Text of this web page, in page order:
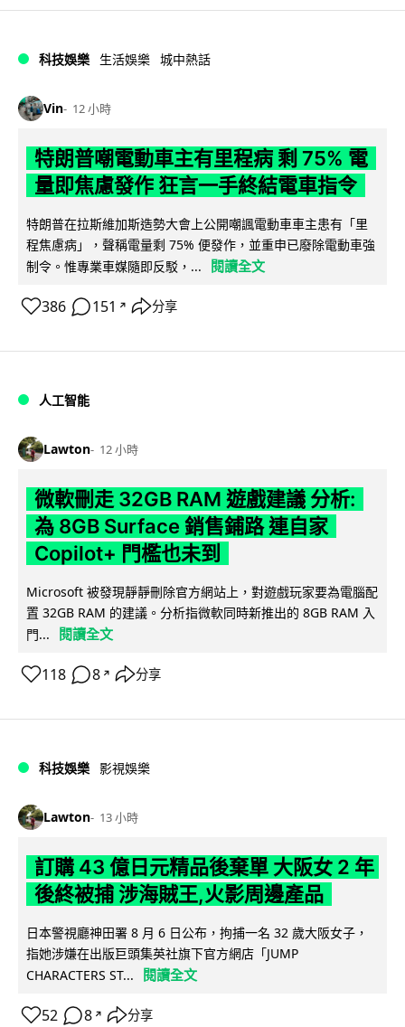
科技娛樂 生活娛樂 城中熱話
Vin 12 小時
特朗普嘲電動車主有里程病 剩 75% 電
量即焦慮發作 狂言一手終結電車指令
特朗普在拉斯維加斯造勢大會上公開嘲諷電動車車主患有「里
程焦慮病」，聲稱電量剩 75% 便發作，並重申已廢除電動車強
制令。惟專業車媒隨即反駁，...
閱讀全文
386 151 ↗ 分享
人工智能
Lawton 12 小時
微軟刪走 32GB RAM 遊戲建議 分析:
為 8GB Surface 銷售鋪路 連自家
Copilot+ 門檻也未到
Microsoft 被發現靜靜刪除官方網站上，對遊戲玩家要為電腦配
置 32GB RAM 的建議。分析指微軟同時新推出的 8GB RAM 入
門...
閱讀全文
118 8 ↗ 分享
科技娛樂 影視娛樂
Lawton 13 小時
訂購 43 億日元精品後棄單 大阪女 2 年
後終被捕 涉海賊王,火影周邊產品
日本警視廳神田署 8 月 6 日公布，拘捕一名 32 歲大阪女子，
指她涉嫌在出版巨頭集英社旗下官方網店「JUMP
CHARACTERS ST...
閱讀全文
52 8 ↗ 分享